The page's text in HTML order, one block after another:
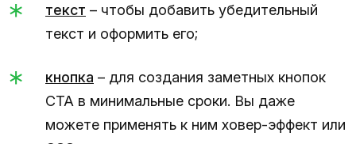
текст – чтобы добавить убедительный
текст и оформить его;
кнопка – для создания заметных кнопок
CTA в минимальные сроки. Вы даже
можете применять к ним ховер-эффект или